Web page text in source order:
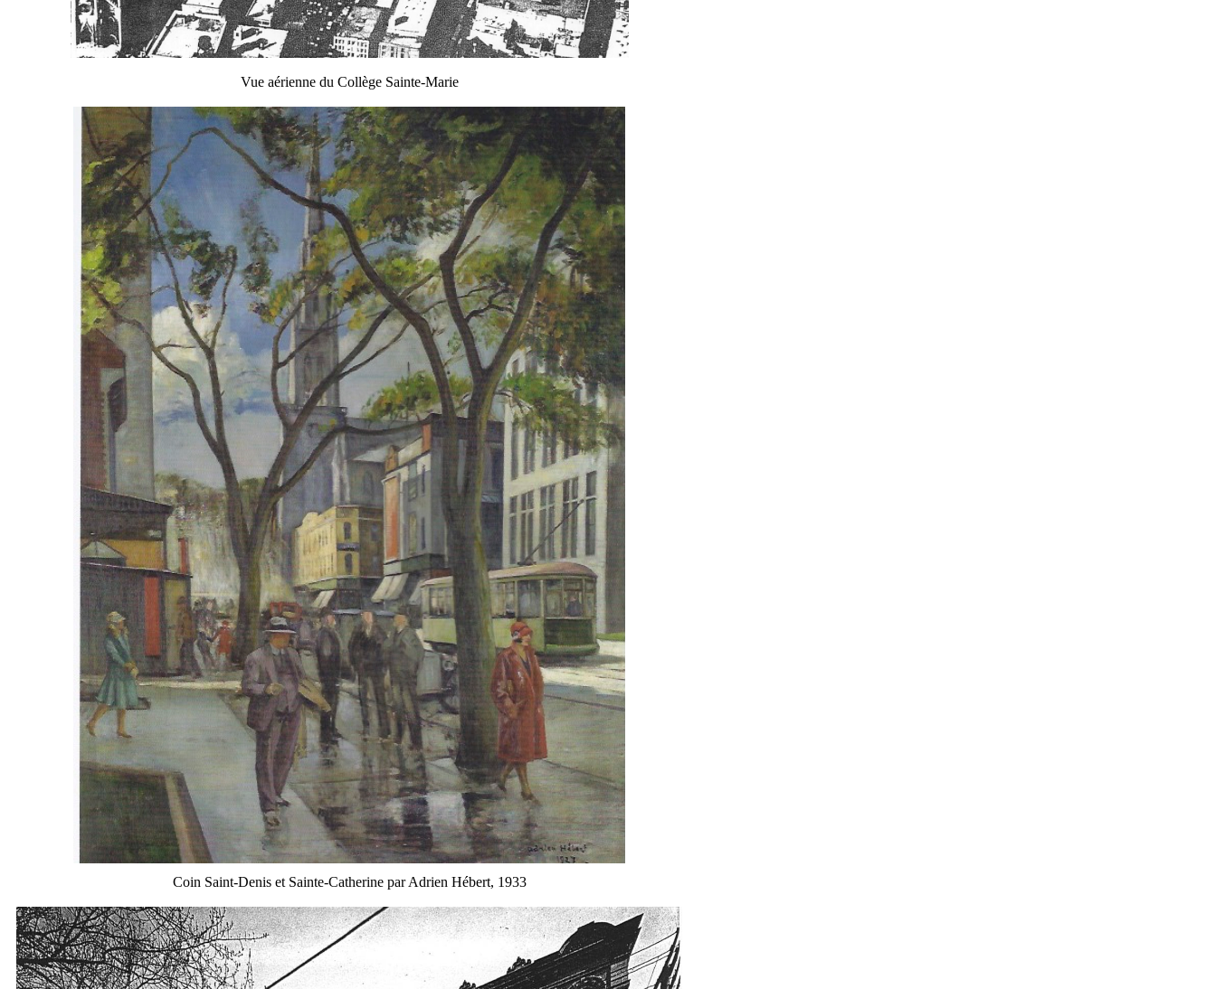
Vue aérienne du Collège Sainte-Marie
Coin Saint-Denis et Sainte-Catherine par Adrien Hébert, 1933